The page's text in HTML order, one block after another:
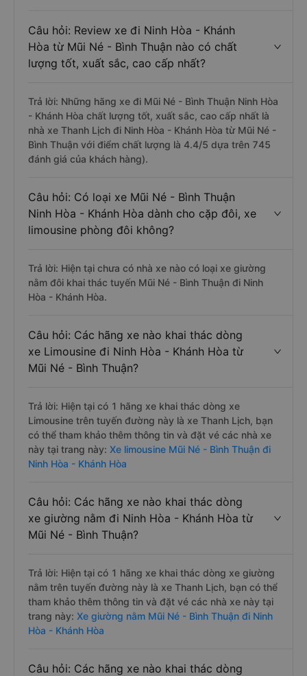
Câu hỏi: Review xe đi Ninh Hòa - Khánh
Hòa từ Mũi Né - Bình Thuận nào có chất
lượng tốt, xuất sắc, cao cấp nhất?
Trả lời: Những hãng xe đi Mũi Né - Bình Thuận Ninh Hòa
- Khánh Hòa chất lượng tốt, xuất sắc, cao cấp nhất là
nhà xe Thanh Lịch đi Ninh Hòa - Khánh Hòa từ Mũi Né -
Bình Thuận với điểm chất lượng là 4.4/5 dựa trên 745
đánh giá của khách hàng).
Câu hỏi: Có loại xe Mũi Né - Bình Thuận
Ninh Hòa - Khánh Hòa dành cho cặp đôi, xe
limousine phòng đôi không?
Trả lời: Hiện tại chưa có nhà xe nào có loại xe giường
nằm đôi khai thác tuyến Mũi Né - Bình Thuận đi Ninh
Hòa - Khánh Hòa.
Câu hỏi: Các hãng xe nào khai thác dòng
xe Limousine đi Ninh Hòa - Khánh Hòa từ
Mũi Né - Bình Thuận?
Trả lời: Hiện tại có 1 hãng xe khai thác dòng xe
Limousine trên tuyến đường này là xe Thanh Lịch, bạn
có thể tham khảo thêm thông tin và đặt vé các nhà xe
này tại trang này: Xe limousine Mũi Né - Bình Thuận đi
Ninh Hòa - Khánh Hòa
Câu hỏi: Các hãng xe nào khai thác dòng
xe giường nằm đi Ninh Hòa - Khánh Hòa từ
Mũi Né - Bình Thuận?
Trả lời: Hiện tại có 1 hãng xe khai thác dòng xe giường
nằm trên tuyến đường này là xe Thanh Lịch, bạn có thể
tham khảo thêm thông tin và đặt vé các nhà xe này tại
trang này: Xe giường nằm Mũi Né - Bình Thuận đi Ninh
Hòa - Khánh Hòa
Câu hỏi: Các hãng xe nào khai thác dòng